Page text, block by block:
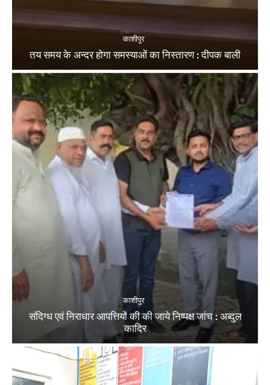
काशीपुर
तय समय के अन्दर होगा समस्याओं का निस्तारण : दीपक बाली
काशीपुर
संदिग्ध एवं निराधार आपत्तियों की की जाये निष्पक्ष जांच : अब्दुल
कादिर